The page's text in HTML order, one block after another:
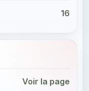
16
Voir la page